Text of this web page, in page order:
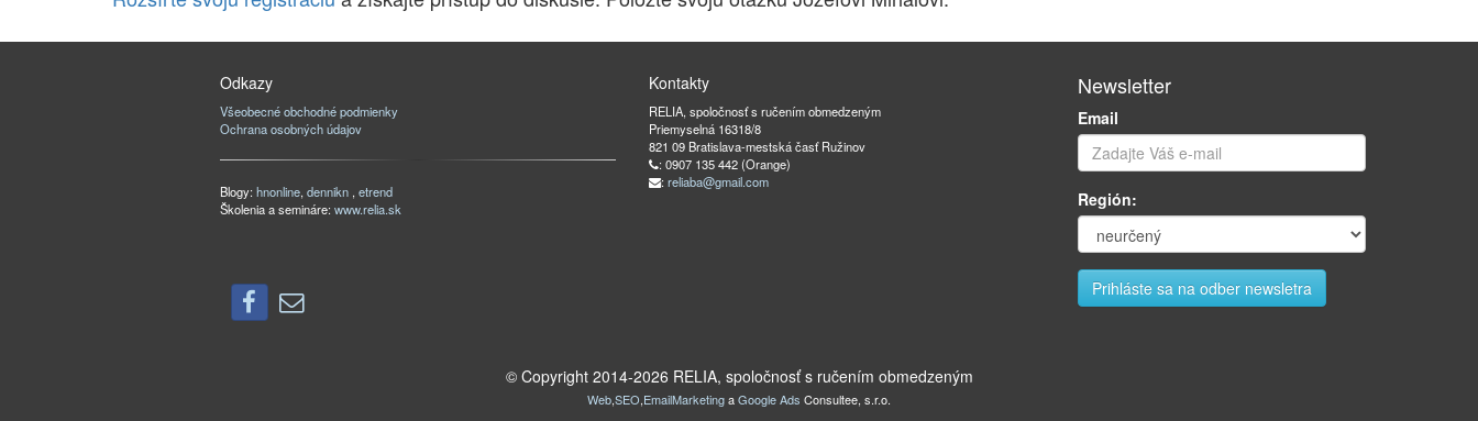
Odkazy
Všeobecné obchodné podmienky
Ochrana osobných údajov
Blogy: hnonline, dennikn , etrend
Školenia a semináre: www.relia.sk
Kontakty
RELIA, spoločnosť s ručením obmedzeným
Priemyselná 16318/8
821 09 Bratislava-mestská časť Ružinov
: 0907 135 442 (Orange)
: reliaba@gmail.com
Newsletter
Email
Región:
© Copyright 2014-2026 RELIA, spoločnosť s ručením obmedzeným
Web,SEO,EmailMarketingaGoogle Ads Consultee, s.r.o.